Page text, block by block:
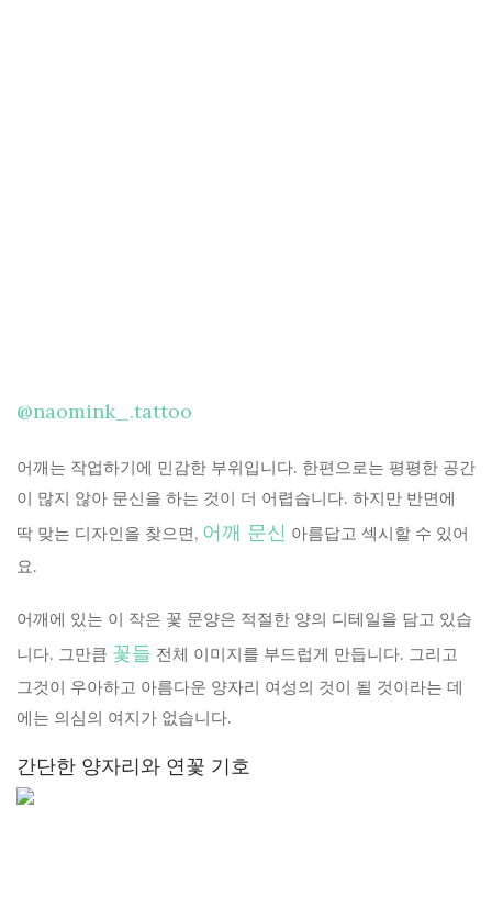
@naomink_.tattoo
어깨는 작업하기에 민감한 부위입니다. 한편으로는 평평한 공간
이 많지 않아 문신을 하는 것이 더 어렵습니다. 하지만 반면에
딱 맞는 디자인을 찾으면, 어깨 문신 아름답고 섹시할 수 있어
요.
어깨에 있는 이 작은 꽃 문양은 적절한 양의 디테일을 담고 있습
니다. 그만큼 꽃들 전체 이미지를 부드럽게 만듭니다. 그리고
그것이 우아하고 아름다운 양자리 여성의 것이 될 것이라는 데
에는 의심의 여지가 없습니다.
간단한 양자리와 연꽃 기호